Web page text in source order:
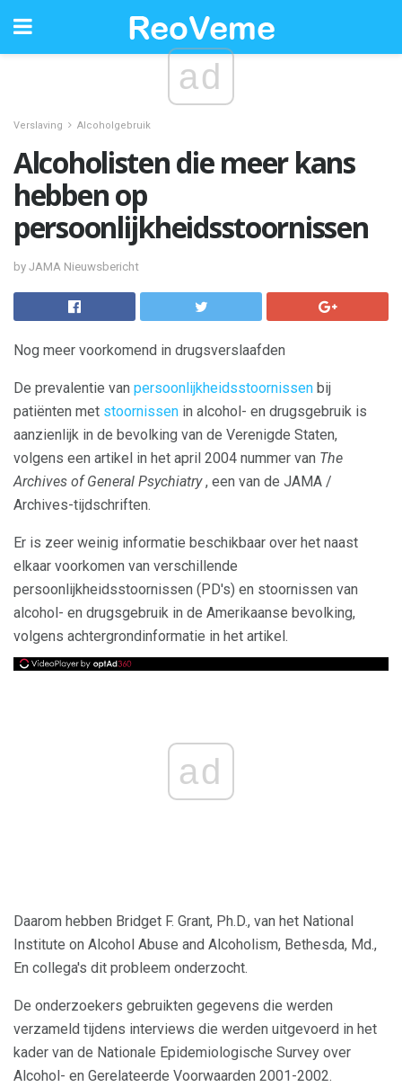
ad
Verslaving Alcoholgebruik
Alcoholisten die meer kans
hebben op
persoonlijkheidsstoornissen
by JAMA Nieuwsbericht
Nog meer voorkomend in drugsverslaafden
De prevalentie van persoonlijkheidsstoornissen bij
patiënten met stoornissen in alcohol- en drugsgebruik is
aanzienlijk in de bevolking van de Verenigde Staten,
volgens een artikel in het april 2004 nummer van The
Archives of General Psychiatry, een van de JAMA /
Archives-tijdschriften.
Er is zeer weinig informatie beschikbaar over het naast
elkaar voorkomen van verschillende
persoonlijkheidsstoornissen (PD's) en stoornissen van
alcohol- en drugsgebruik in de Amerikaanse bevolking,
volgens achtergrondinformatie in het artikel.
ad
Daarom hebben Bridget F. Grant, Ph.D., van het National
Institute on Alcohol Abuse and Alcoholism, Bethesda, Md.,
En collega's dit probleem onderzocht.
De onderzoekers gebruikten gegevens die werden
verzameld tijdens interviews die werden uitgevoerd in het
kader van de Nationale Epidemiologische Survey over
Alcohol- en Gerelateerde Voorwaarden 2001-2002.